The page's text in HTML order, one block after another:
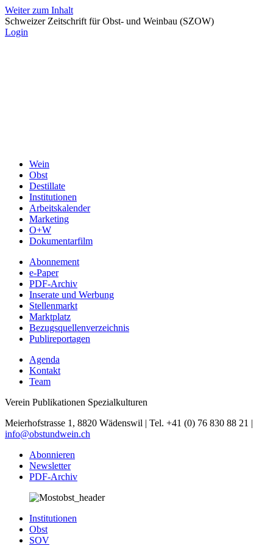
Weiter zum Inhalt
Schweizer Zeitschrift für Obst- und Weinbau (SZOW)
Login
Wein
Obst
Destillate
Institutionen
Arbeitskalender
Marketing
O+W
Dokumentarfilm
Abonnement
e-Paper
PDF-Archiv
Inserate und Werbung
Stellenmarkt
Marktplatz
Bezugsquellenverzeichnis
Publireportagen
Agenda
Kontakt
Team
Verein Publikationen Spezialkulturen
Meierhofstrasse 1, 8820 Wädenswil | Tel. +41 (0) 76 830 88 21 |
info@obstundwein.ch
Abonnieren
Newsletter
PDF-Archiv
Institutionen
Obst
SOV